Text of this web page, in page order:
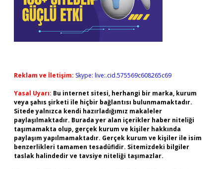
Reklam ve İletişim: Skype: live:.cid.575569c608265c69
Yasal Uyarı: Bu internet sitesi, herhangi bir marka, kurum
veya şahıs şirketi ile hiçbir bağlantısı bulunmamaktadır.
Sitede yalnızca kendi hazırladığımız makaleler
paylaşılmaktadır. Burada yer alan içerikler haber niteliği
taşımamakta olup, gerçek kurum ve kişiler hakkında
paylaşım yapılmamaktadır. Gerçek kurum ve kişiler ile isim
benzerlikleri tamamen tesadüfidir. Sitemizdeki bilgiler
taslak halindedir ve tavsiye niteliği taşımazlar.